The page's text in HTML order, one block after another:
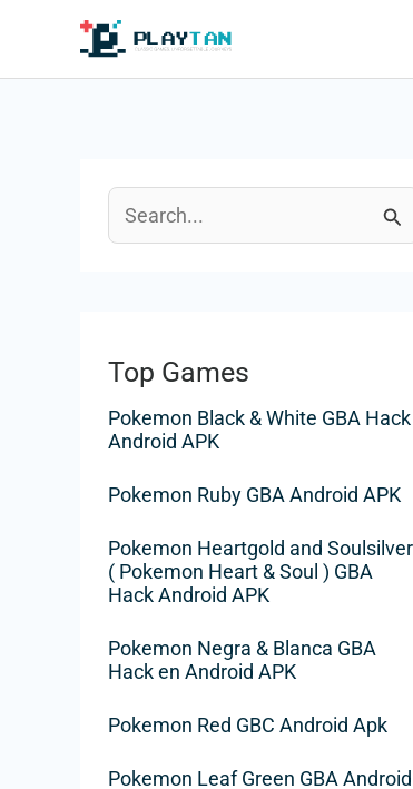
c
h
o
r
:
Top Games
Pokemon Black & White GBA Hack
Android APK
Pokemon Ruby GBA Android APK
Pokemon Heartgold and Soulsilver
( Pokemon Heart & Soul ) GBA
Hack Android APK
Pokemon Negra & Blanca GBA
Hack en Android APK
Pokemon Red GBC Android Apk
Pokemon Leaf Green GBA Android